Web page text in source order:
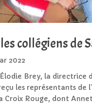
collégiens
2022
Brey, la directrice
les représentants de
Croix Rouge, dont